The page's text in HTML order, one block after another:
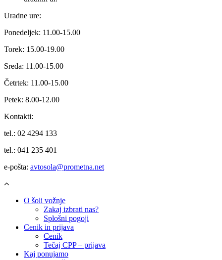
Uradne ure:
Ponedeljek: 11.00-15.00
Torek: 15.00-19.00
Sreda: 11.00-15.00
Četrtek: 11.00-15.00
Petek: 8.00-12.00
Kontakti:
tel.: 02 4294 133
tel.: 041 235 401
e-pošta: avtosola@prometna.net
O šoli vožnje
Zakaj izbrati nas?
Splošni pogoji
Cenik in prijava
Cenik
Tečaj CPP – prijava
Kaj ponujamo